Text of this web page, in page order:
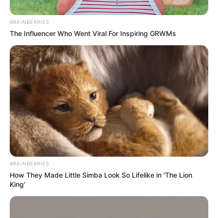
Transmilenio
Trancón en la troncal Caracas por manifestaciones.
Por:Natalia Espitia Salazar
Enero 31, 2023
BRAINBERRIES
The Influencer Who Went Viral For Inspiring GRWMs
BRAINBERRIES
How They Made Little Simba Look So Lifelike in 'The Lion
King'